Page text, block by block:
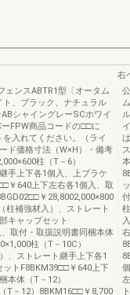
ンスABTR1型〔オータム
、ブラック、ナチュラル
シャイングレーSCホワイ
FPW商品コードの□□に
入れてください。（ライ
ド価格寸法（W×H）・備考
柱（T－6）
手上下各1個入、上ブラケ
￥640上下左右各1個入、取
￥28,8002,000×800
柱補強材入）、ストレート
キャップセット
取付・取扱説明書同梱本体
柱（T－10C）
、ストレート継手上下各1
トF8BKM39□□￥640上下
本体（T－12）
T－12）8BKM16□□￥8,700
右